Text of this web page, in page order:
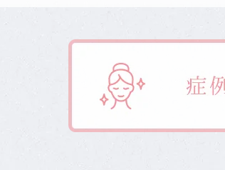
"年齢を重ねるにつれて増えるお肌
す。特にシミ治療については、複雑
をカスタマイズすることが可能です
たします。お肌を健康的に保ちたい
的確な診断と治療でサポートいたしま